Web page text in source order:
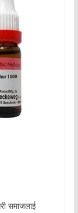
समाजलाई